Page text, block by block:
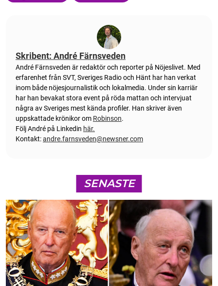
Skribent: André Färnsveden
André Färnsveden är redaktör och reporter på Nöjeslivet. Med
erfarenhet från SVT, Sveriges Radio och Hänt har han verkat
inom både nöjesjournalistik och lokalmedia. Under sin karriär
har han bevakat stora event på röda mattan och intervjuat
några av Sveriges mest kända profiler. Han skriver även
uppskattade krönikor om Robinson.
Följ André på Linkedin här.
Kontakt:andre.farnsveden@newsner.com
SENASTE